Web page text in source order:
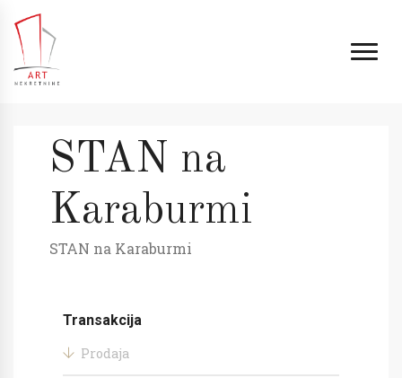
STAN na
Karaburmi
STAN na Karaburmi
Transakcija
Prodaja